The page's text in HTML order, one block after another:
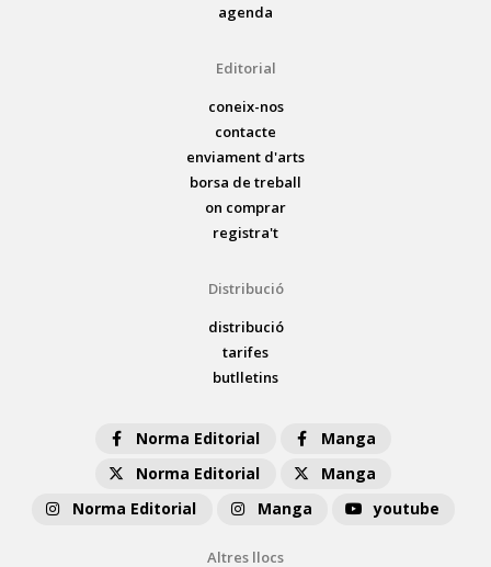
agenda
Editorial
coneix-nos
contacte
enviament d'arts
borsa de treball
on comprar
registra't
Distribució
distribució
tarifes
butlletins
Norma Editorial
Manga
Norma Editorial
Manga
Norma Editorial
Manga youtube
Altres llocs